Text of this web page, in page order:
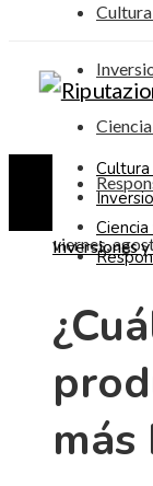
viernes,
Inversiones
más